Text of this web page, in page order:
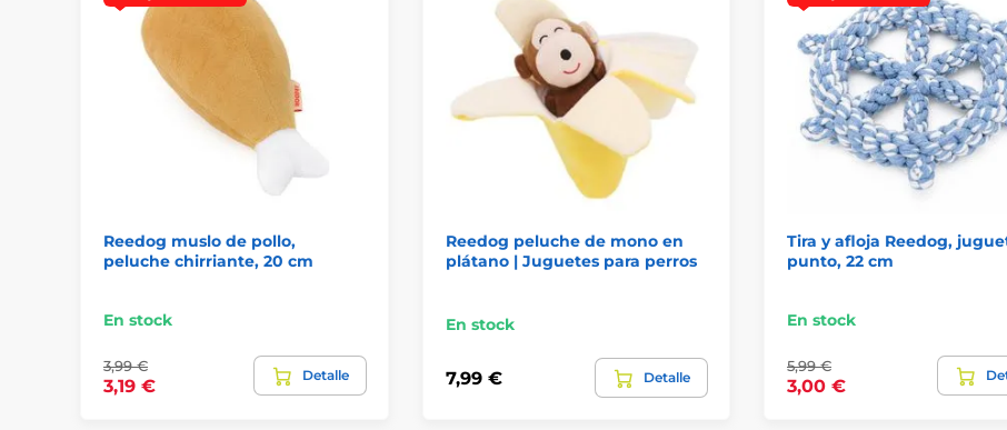
Reedog muslo de pollo,
peluche chirriante, 20 cm
En stock
3,99 €
3,19 €
Detalle
Reedog peluche de mono en
plátano | Juguetes para perros
En stock
7,99 € Detalle
Tira y afloja Reedog,
punto, 22 cm
En stock
5,99 €
3,00 €